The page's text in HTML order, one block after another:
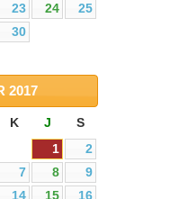
23 24
25
30
2017
K J
S
1
2
7 8
9
14 15
16